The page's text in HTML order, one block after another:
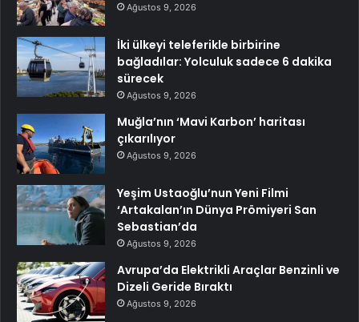
Ağustos 9, 2026
İki ülkeyi teleferikle birbirine
bağladılar: Yolculuk sadece 6 dakika
sürecek
Ağustos 9, 2026
Muğla’nın ‘Mavi Karbon’ haritası
çıkarılıyor
Ağustos 9, 2026
Yeşim Ustaoğlu’nun Yeni Filmi
‘Artakalan’ın Dünya Prömiyeri San
Sebastian’da
Ağustos 9, 2026
Avrupa’da Elektrikli Araçlar Benzinli ve
Dizeli Geride Bıraktı
Ağustos 9, 2026